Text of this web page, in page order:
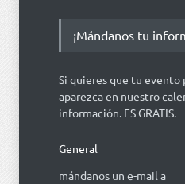
¡Mándanos tu
Si quieres que tu evento
aparezca en nuestro
información. ES GRATIS.
General
mándanos un e-mail a